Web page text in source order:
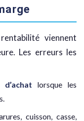
viennent
Les erreurs les
lorsque les
cuisson, casse,